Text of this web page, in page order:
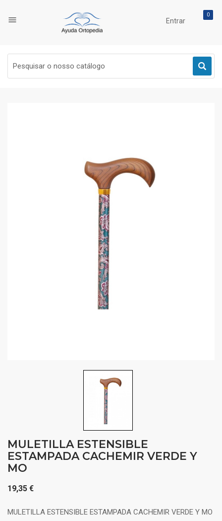

0
Entrar
MULETILLA ESTENSIBLE
ESTAMPADA CACHEMIR VERDE Y
MO
19,35 €
MULETILLA ESTENSIBLE ESTAMPADA CACHEMIR VERDE Y MO